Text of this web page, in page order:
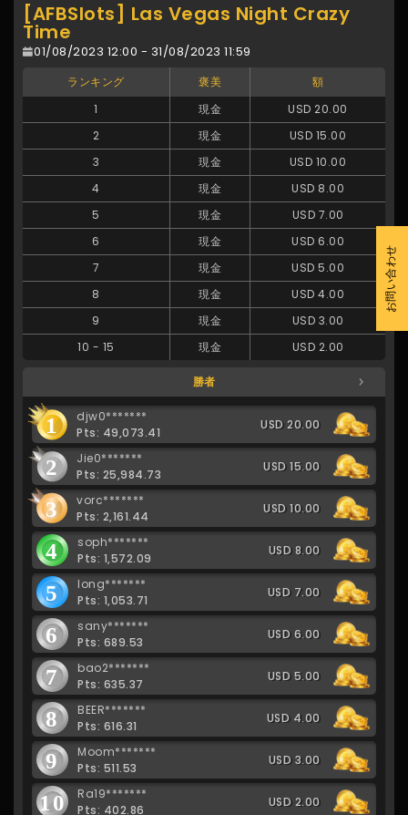
[AFBSlots] Las Vegas Night Crazy
Time
01/08/2023 12:00 - 31/08/2023 11:59
ランキング 褒美
額
1
現金
USD 20.00
2
現金
USD 15.00
3
現金
USD 10.00
4
現金
USD 8.00
5
現金
USD 7.00
6
現金
USD 6.00
7
現金
USD 5.00
8
現金
USD 4.00
9
現金
USD 3.00
10 - 15 現金 USD 2.00
勝者
1
djw0*******
Pts: 49,073.41
USD 20.00
2
Jie0*******
Pts: 25,984.73
USD 15.00
3
vorc*******
Pts: 2,161.44
USD 10.00
4
soph*******
Pts: 1,572.09
USD 8.00
5
long*******
Pts: 1,053.71
USD 7.00
6
sany*******
Pts: 689.53
USD 6.00
7
bao2*******
Pts: 635.37
USD 5.00
8
BEER*******
Pts: 616.31
USD 4.00
9
Moom*******
Pts: 511.53
USD 3.00
10
Ra19*******
Pts: 402.86
USD 2.00
お問い合わせ